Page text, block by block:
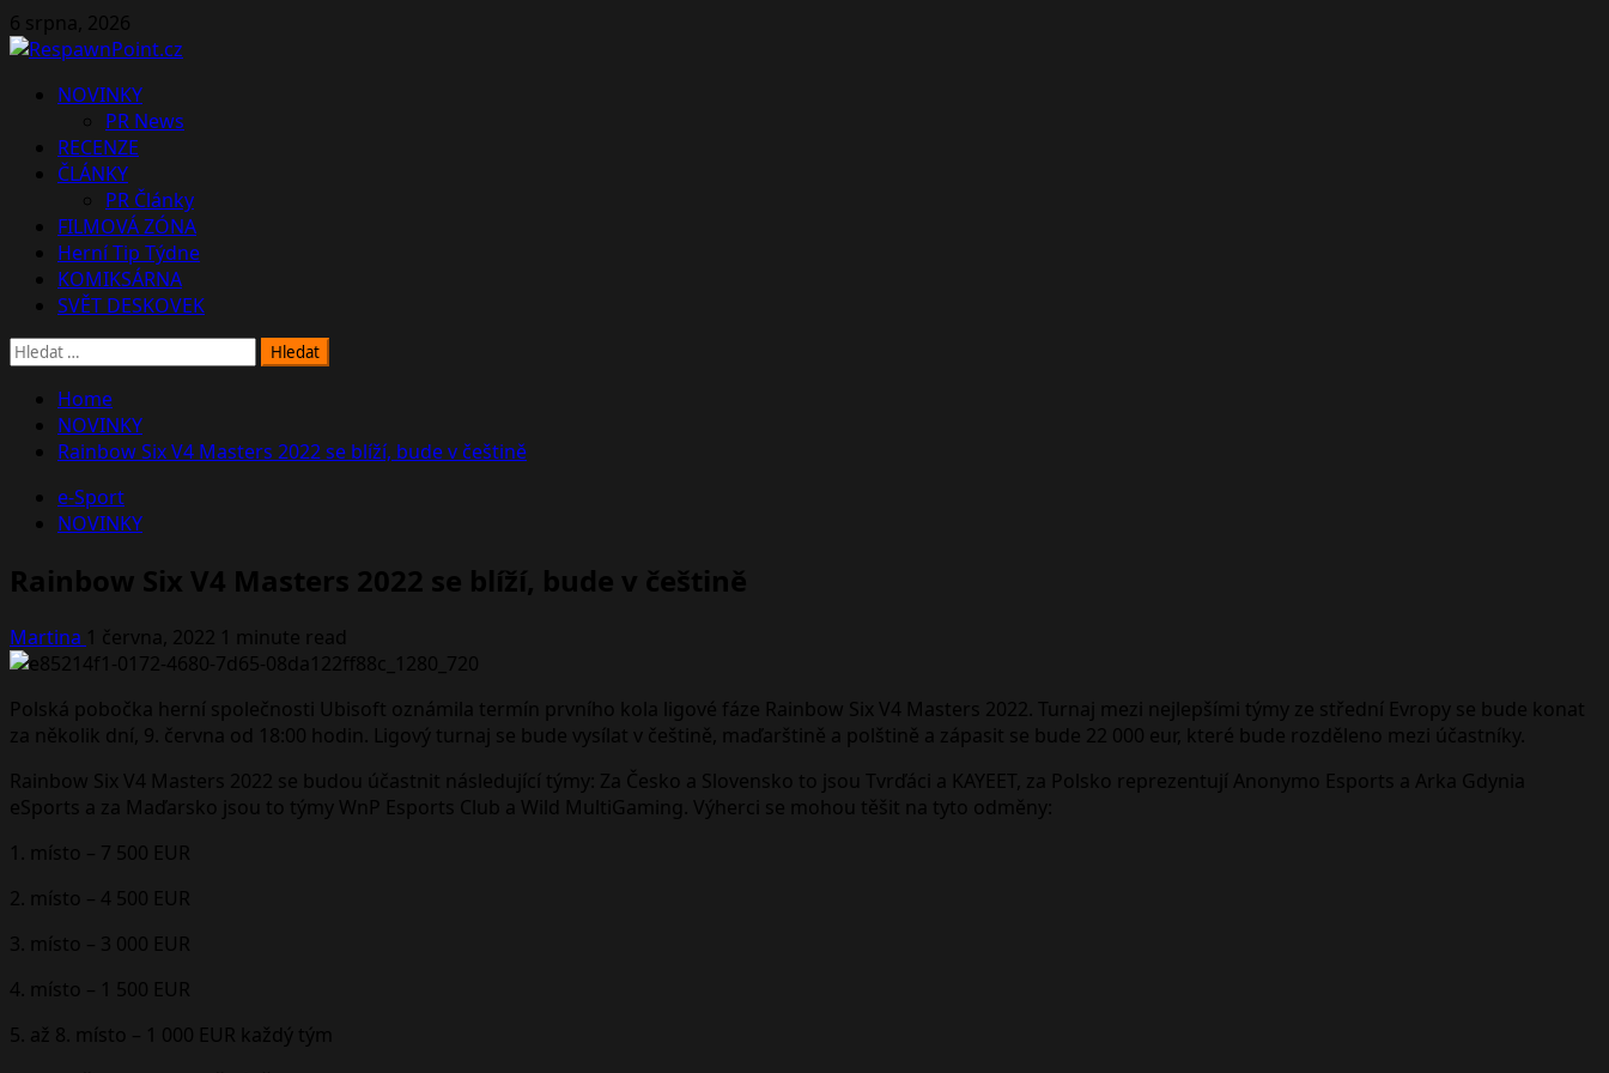
Skip
to
6 srpna, 2026
PrimaryNOVINKY
PR News
RECENZE
ČLÁNKY
PR Články
FILMOVÁ ZÓNA
Herní Tip Týdne
KOMIKSÁRNA
SVĚT DESKOVEK
Vyhledávání
Home
NOVINKY
Rainbow Six V4 Masters 2022 se blíží, bude v češtině
e-Sport
NOVINKY
Rainbow Six V4 Masters 2022 se blíží, bude v češtině
Martina 1 června, 2022 1 minute read
Polská pobočka herní společnosti Ubisoft oznámila termín prvního kola ligové fáze Rainbow Six V4 Masters 2022. Turnaj mezi nejlepšími týmy ze střední Evropy se bude konat
za několik dní, 9. června od 18:00 hodin. Ligový turnaj se bude vysílat v češtině, maďarštině a polštině a zápasit se bude 22 000 eur, které bude rozděleno mezi účastníky.
Rainbow Six V4 Masters 2022 se budou účastnit následující týmy: Za Česko a Slovensko to jsou Tvrďáci a KAYEET, za Polsko reprezentují Anonymo Esports a Arka Gdynia
eSports a za Maďarsko jsou to týmy WnP Esports Club a Wild MultiGaming. Výherci se mohou těšit na tyto odměny:
1. místo – 7 500 EUR
2. místo – 4 500 EUR
3. místo – 3 000 EUR
4. místo – 1 500 EUR
5. až 8. místo – 1 000 EUR každý tým